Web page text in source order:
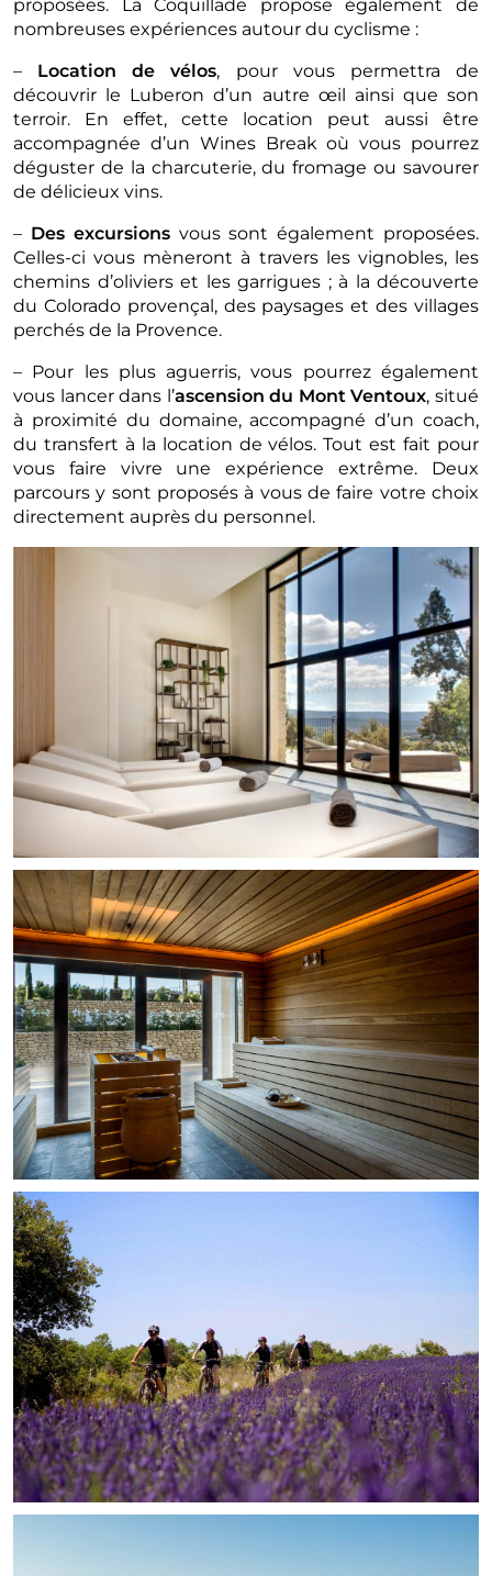
proposées. La Coquillade propose également de
nombreuses expériences autour du cyclisme :
– Location de vélos, pour vous permettra de
découvrir le Luberon d’un autre œil ainsi que son
terroir. En effet, cette location peut aussi être
accompagnée d’un Wines Break où vous pourrez
déguster de la charcuterie, du fromage ou savourer
de délicieux vins.
– Des excursionsvous sont également proposées.
Celles-ci vous mèneront à travers les vignobles, les
chemins d’oliviers et les garrigues ; à la découverte
du Colorado provençal, des paysages et des villages
perchés de la Provence.
– Pour les plus aguerris, vous pourrez également
vous lancer dans l’ascension du Mont Ventoux, situé
à proximité du domaine, accompagné d’un coach,
du transfert à la location de vélos. Tout est fait pour
vous faire vivre une expérience extrême. Deux
parcours y sont proposés à vous de faire votre choix
directement auprès du personnel.